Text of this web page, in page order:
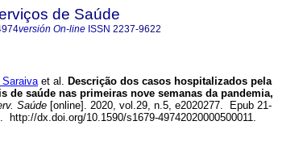
de Saúde
versión On-line ISSN 2237-9622
Saraivaet al. Descrição dos casos hospitalizados pela
de saúde nas primeiras nove semanas da pandemia,
Saúde [online]. 2020, vol.29, n.5, e2020277. Epub 21-
http://dx.doi.org/10.1590/s1679-49742020000500011.